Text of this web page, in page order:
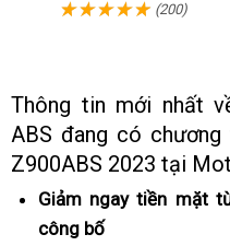
(200)
Thông tin mới nhất
ABS đang có chương
Z900ABS 2023 tại
Giảm ngay tiền mặt
công bố